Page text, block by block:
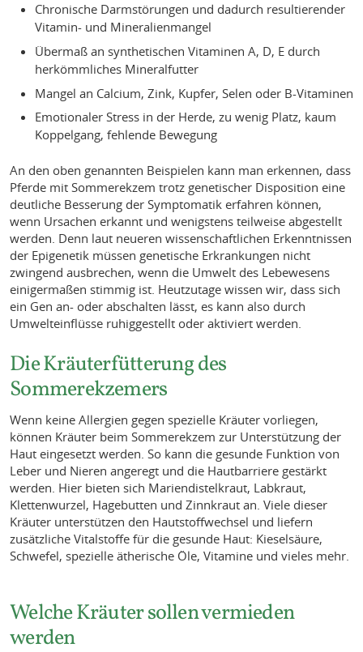
Chronische Darmstörungen und dadurch resultierender
Vitamin- und Mineralienmangel
Übermaß an synthetischen Vitaminen A, D, E durch
herkömmliches Mineralfutter
Mangel an Calcium, Zink, Kupfer, Selen oder B-Vitaminen
Emotionaler Stress in der Herde, zu wenig Platz, kaum
Koppelgang, fehlende Bewegung
An den oben genannten Beispielen kann man erkennen, dass
Pferde mit Sommerekzem trotz genetischer Disposition eine
deutliche Besserung der Symptomatik erfahren können,
wenn Ursachen erkannt und wenigstens teilweise abgestellt
werden. Denn laut neueren wissenschaftlichen Erkenntnissen
der Epigenetik müssen genetische Erkrankungen nicht
zwingend ausbrechen, wenn die Umwelt des Lebewesens
einigermaßen stimmig ist. Heutzutage wissen wir, dass sich
ein Gen an- oder abschalten lässt, es kann also durch
Umwelteinflüsse ruhiggestellt oder aktiviert werden.
Die Kräuterfütterung des
Sommerekzemers
Wenn keine Allergien gegen spezielle Kräuter vorliegen,
können Kräuter beim Sommerekzem zur Unterstützung der
Haut eingesetzt werden. So kann die gesunde Funktion von
Leber und Nieren angeregt und die Hautbarriere gestärkt
werden. Hier bieten sich Mariendistelkraut, Labkraut,
Klettenwurzel, Hagebutten und Zinnkraut an. Viele dieser
Kräuter unterstützen den Hautstoffwechsel und liefern
zusätzliche Vitalstoffe für die gesunde Haut: Kieselsäure,
Schwefel, spezielle ätherische Öle, Vitamine und vieles mehr.
Welche Kräuter sollen vermieden
werden